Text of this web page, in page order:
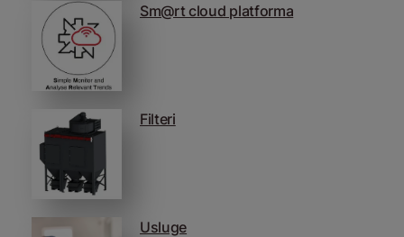
Sm@rt cloud platforma
Filteri
Usluge